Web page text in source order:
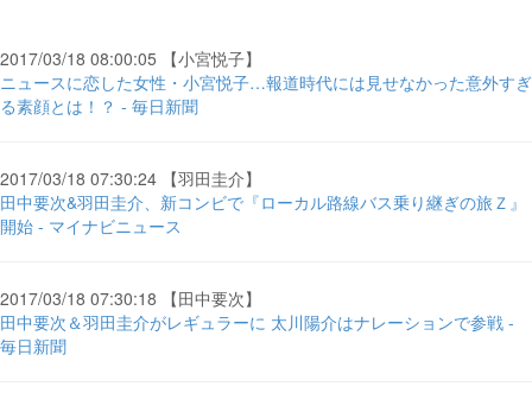
2017/03/18 08:00:05 【小宮悦子】
ニュースに恋した女性・小宮悦子…報道時代には見せなかった意外すぎ
る素顔とは！？ - 毎日新聞
2017/03/18 07:30:24 【羽田圭介】
田中要次&羽田圭介、新コンビで『ローカル路線バス乗り継ぎの旅Ｚ』
開始 - マイナビニュース
2017/03/18 07:30:18 【田中要次】
田中要次＆羽田圭介がレギュラーに 太川陽介はナレーションで参戦 -
毎日新聞